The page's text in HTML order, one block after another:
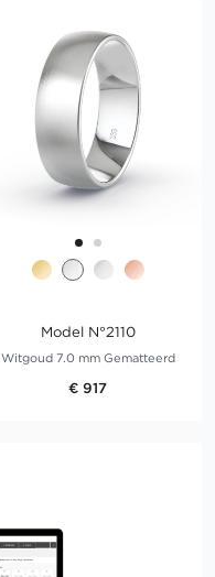
Model N°2110
Witgoud 7.0 mm Gematteerd
€ 917